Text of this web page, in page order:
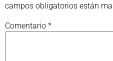
campos obligatorios están
Comentario *